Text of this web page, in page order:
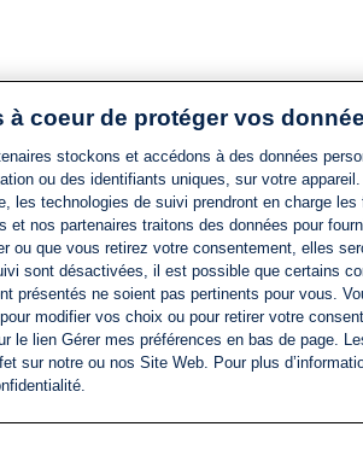
à coeur de protéger vos
stockons et accédons à des données
ou des identifiants uniques, sur votre
les technologies de suivi prendront en charge
et nos partenaires traitons des données pour
ou que vous retirez votre consentement, elles
sont désactivées, il est possible que certains
présentés ne soient pas pertinents pour vous.
modifier vos choix ou pour retirer votre
le lien Gérer mes préférences en bas de page.
sur notre ou nos Site Web. Pour plus